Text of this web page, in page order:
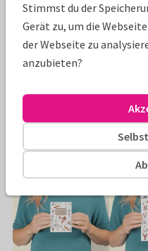
Eigenschaften dieser Karte
Papiersorte: Wähle
Adresse: Rückseite
Größen
Stimmst du der
Gerät zu, um die
der Webseite zu
anzubieten?